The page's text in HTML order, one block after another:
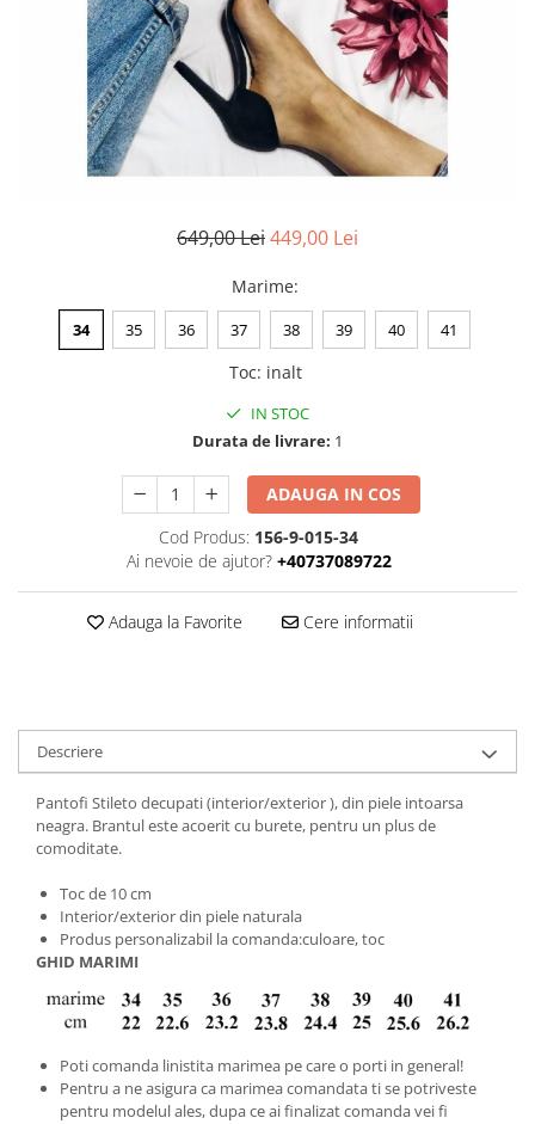
649,00 Lei449,00 Lei
Marime:
34 35 36 37 38 39 40 41
Toc: inalt
IN STOC
Durata de livrare: 1
ADAUGA IN COS
Cod Produs: 156-9-015-34
Ai nevoie de ajutor? +40737089722
Adauga la Favorite Cere informatii
Descriere
Pantofi Stileto decupati (interior/exterior ), din piele intoarsa
neagra. Brantul este acoerit cu burete, pentru un plus de
comoditate.
Toc de 10 cm
Interior/exterior din piele naturala
Produs personalizabil la comanda:culoare, toc
GHID MARIMI
Poti comanda linistita marimea pe care o porti in general!
Pentru a ne asigura ca marimea comandata ti se potriveste
pentru modelul ales, dupa ce ai finalizat comanda vei fi